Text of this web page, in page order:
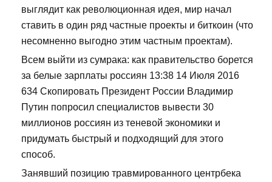
выглядит как революционная идея, мир начал
ставить в один ряд частные проекты и биткоин (что
несомненно выгодно этим частным проектам).
Всем выйти из сумрака: как правительство борется
за белые зарплаты россиян 13:38 14 Июля 2016
634 Скопировать Президент России Владимир
Путин попросил специалистов вывести 30
миллионов россиян из теневой экономики и
придумать быстрый и подходящий для этого
способ.
Занявший позицию травмированного центрбека